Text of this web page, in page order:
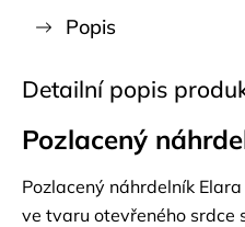
Popis
Detailní popis
Pozlacený
Pozlacený náhrdelník
ve tvaru otevřeného srdce